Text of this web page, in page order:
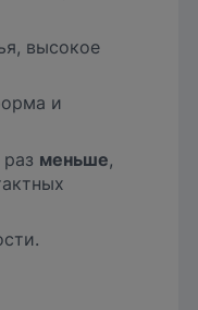
высокое
и
меньше,